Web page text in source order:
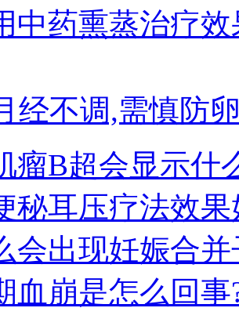
中药熏蒸治疗效
经不调,需慎防
瘤B超会显示什
秘耳压疗法效果
会出现妊娠合并
血崩是怎么回事